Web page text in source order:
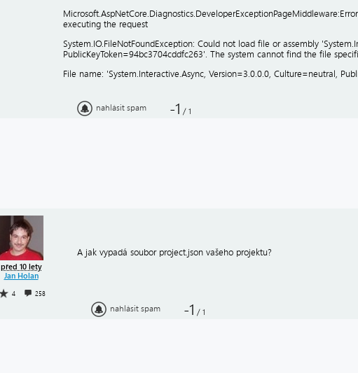
executing the request
System.IO.FileNotFoundException: Could not load file or assembly
PublicKeyToken=94bc3704cddfc263'. The system cannot find the file
File name: 'System.Interactive.Async, Version=3.0.0.0, Culture=neutral,
nahlásit spam -1 / 1
před 10 lety
Jan Holan
4 258
A jak vypadá soubor project.json vašeho projektu?
nahlásit spam -1 / 1